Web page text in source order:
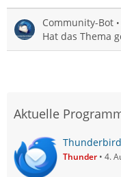
Community-Bot
Hat das Thema
Aktuelle
Thunder 4.